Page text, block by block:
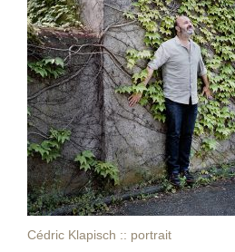
Cédric Klapisch :: portrait